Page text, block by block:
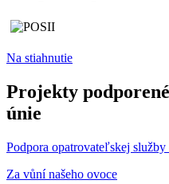
Na stiahnutie
Projekty
únie
Podpora opatrovateľskej služby
Za vůní našeho ovoce